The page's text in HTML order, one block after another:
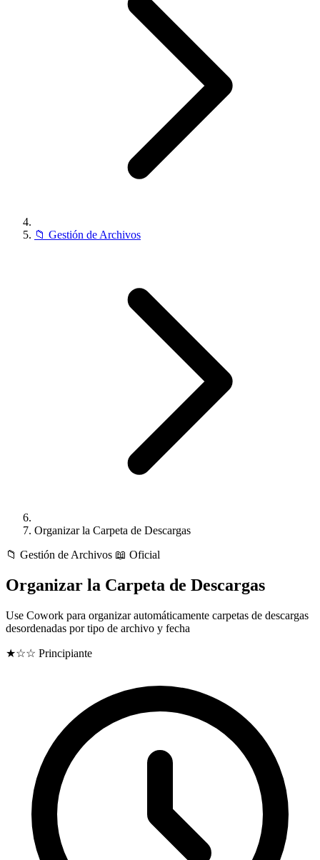
📁 Gestión de Archivos
Organizar la Carpeta de Descargas
📁 Gestión de Archivos 📖 Oficial
Organizar la Carpeta de Descargas
Use Cowork para organizar automáticamente carpetas de descargas
desordenadas por tipo de archivo y fecha
★☆☆ Principiante